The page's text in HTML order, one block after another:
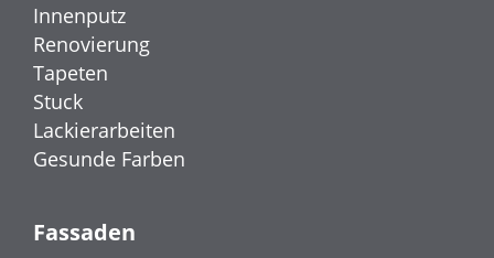
Innenputz
Renovierung
Tapeten
Stuck
Lackierarbeiten
Gesunde Farben
Fassaden